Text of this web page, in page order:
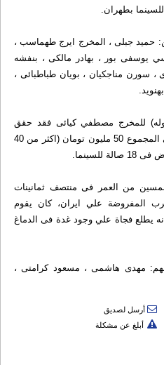
حمید جبلی ، المخرج ایرج طهماسب ،
یوسفی بور ، بهادر مالكی ، بنفشه
سورن مناجكیان ، بویان طباطبائی ،
للمخرج مصطفي كیائی فقد حقق
10ملایین تومان مساء الاحد لیبلغ فی المجموع 50 ملیون تومان (اكثر من 40
من العمر فی منتصف ثمانینات
المفروضة علي ایران، كان یقوم
یطلع فجاة علي وجود غدة فی الدماغ
مهدی هاشمی ، مسعود كرامتی ،
أرسل لصديق
أبلغ عن مشكلة